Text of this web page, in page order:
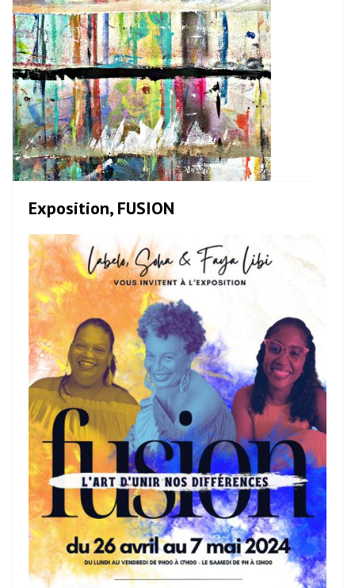
Exposition, FUSION